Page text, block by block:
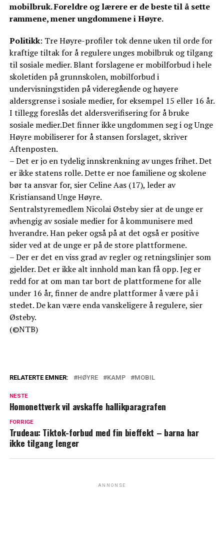
mobilbruk. Foreldre og lærere er de beste til å sette
rammene, mener ungdommene i Høyre.
Politikk: Tre Høyre-profiler tok denne uken til orde for
kraftige tiltak for å regulere unges mobilbruk og tilgang
til sosiale medier. Blant forslagene er mobilforbud i hele
skoletiden på grunnskolen, mobilforbud i
undervisningstiden på videregående og høyere
aldersgrense i sosiale medier, for eksempel 15 eller 16 år.
I tillegg foreslås det aldersverifisering for å bruke
sosiale medier.Det finner ikke ungdommen seg i og Unge
Høyre mobiliserer for å stansen forslaget, skriver
Aftenposten.
– Det er jo en tydelig innskrenkning av unges frihet. Det
er ikke statens rolle. Dette er noe familiene og skolene
bør ta ansvar for, sier Celine Aas (17), leder av
Kristiansand Unge Høyre.
Sentralstyremedlem Nicolai Østeby sier at de unge er
avhengig av sosiale medier for å kommunisere med
hverandre. Han peker også på at det også er positive
sider ved at de unge er på de store plattformene.
– Der er det en viss grad av regler og retningslinjer som
gjelder. Det er ikke alt innhold man kan få opp. Jeg er
redd for at om man tar bort de plattformene for alle
under 16 år, finner de andre plattformer å være på i
stedet. De kan være enda vanskeligere å regulere, sier
Østeby.
(©NTB)
RELATERTE EMNER: HØYRE KAMP MOBIL
NESTE
Homonettverk vil avskaffe hallikparagrafen
FORRIGE
Trudeau: Tiktok-forbud med fin bieffekt – barna har
ikke tilgang lenger
ANNONSE